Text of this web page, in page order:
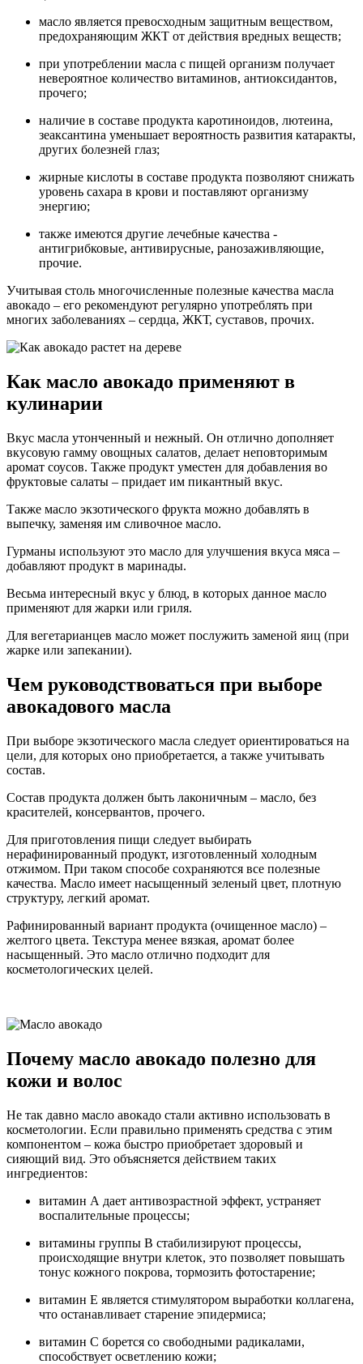
масло является превосходным защитным веществом,
предохраняющим ЖКТ от действия вредных веществ;
при употреблении масла с пищей организм получает
невероятное количество витаминов, антиоксидантов,
прочего;
наличие в составе продукта каротиноидов, лютеина,
зеаксантина уменьшает вероятность развития катаракты,
других болезней глаз;
жирные кислоты в составе продукта позволяют снижать
уровень сахара в крови и поставляют организму
энергию;
также имеются другие лечебные качества -
антигрибковые, антивирусные, ранозаживляющие,
прочие.
Учитывая столь многочисленные полезные качества масла
авокадо – его рекомендуют регулярно употреблять при
многих заболеваниях – сердца, ЖКТ, суставов, прочих.
Как масло авокадо применяют в
кулинарии
Вкус масла утонченный и нежный. Он отлично дополняет
вкусовую гамму овощных салатов, делает неповторимым
аромат соусов. Также продукт уместен для добавления во
фруктовые салаты – придает им пикантный вкус.
Также масло экзотического фрукта можно добавлять в
выпечку, заменяя им сливочное масло.
Гурманы используют это масло для улучшения вкуса мяса –
добавляют продукт в маринады.
Весьма интересный вкус у блюд, в которых данное масло
применяют для жарки или гриля.
Для вегетарианцев масло может послужить заменой яиц (при
жарке или запекании).
Чем руководствоваться при выборе
авокадового масла
При выборе экзотического масла следует ориентироваться на
цели, для которых оно приобретается, а также учитывать
состав.
Состав продукта должен быть лаконичным – масло, без
красителей, консервантов, прочего.
Для приготовления пищи следует выбирать
нерафинированный продукт, изготовленный холодным
отжимом. При таком способе сохраняются все полезные
качества. Масло имеет насыщенный зеленый цвет, плотную
структуру, легкий аромат.
Рафинированный вариант продукта (очищенное масло) –
желтого цвета. Текстура менее вязкая, аромат более
насыщенный. Это масло отлично подходит для
косметологических целей.
Почему масло авокадо полезно для
кожи и волос
Не так давно масло авокадо стали активно использовать в
косметологии. Если правильно применять средства с этим
компонентом – кожа быстро приобретает здоровый и
сияющий вид. Это объясняется действием таких
ингредиентов:
витамин А дает антивозрастной эффект, устраняет
воспалительные процессы;
витамины группы В стабилизируют процессы,
происходящие внутри клеток, это позволяет повышать
тонус кожного покрова, тормозить фотостарение;
витамин Е является стимулятором выработки коллагена,
что останавливает старение эпидермиса;
витамин С борется со свободными радикалами,
способствует осветлению кожи;